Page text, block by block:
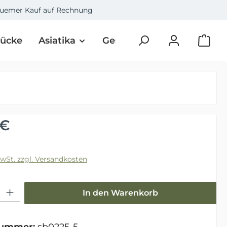
Kauf auf Rechnung
Asiatika Geschenke
zzgl. Versandkosten
Gib den gewünschten Wert ein oder benutze die
In den Warenkorb